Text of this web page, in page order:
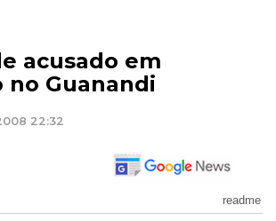
acusado em
no Guanandi
22:32
readme